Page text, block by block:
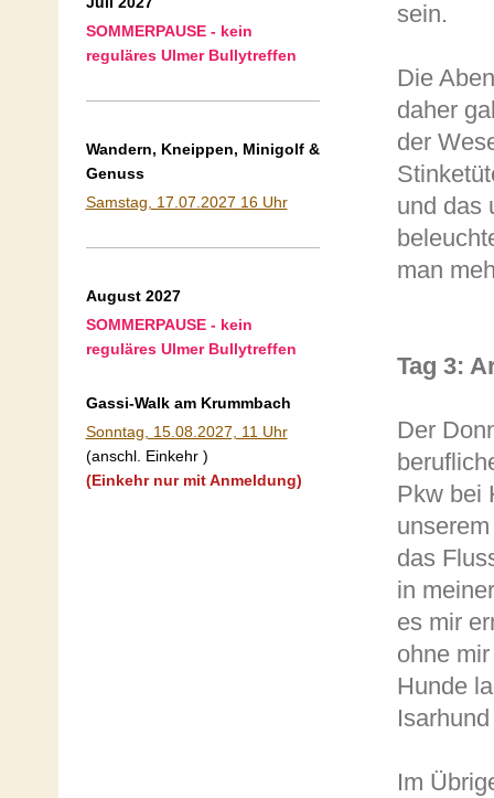
sein.
Die
daher
der
und das
man
Tag 3:
Der
Pkw bei
das
in
es mir
ohne
Hunde
Im
SOMMERPAUSE - kein
reguläres Ulmer Bullytreffen
Wandern, Kneippen, Minigolf &
Genuss
Samstag, 17.07.2027 16 Uhr
August 2027
SOMMERPAUSE - kein
reguläres Ulmer Bullytreffen
Gassi-Walk am Krummbach
Sonntag, 15.08.2027, 11 Uhr
(anschl. Einkehr )
(Einkehr nur mit Anmeldung)